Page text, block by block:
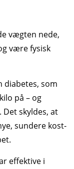
vægten nede,
være fysisk
diabetes, som
på – og
skyldes, at
sundere kost-
effektive i